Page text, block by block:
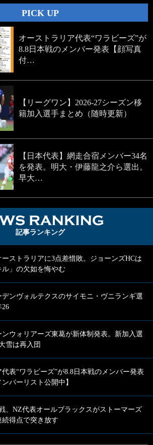
PICK UP
オーストラリア代表“ワラビーズ”が
8.8日本戦のメンバー発表【顔写真
付…
【リーグワン】2026-27シーズン移
籍加入選手まとめ（随時更新）
【日本代表】網走合宿メンバー34名
を発表。明大・伊藤龍之介ら選出。
早大…
記事ランキング
ーストラリアに3点差惜敗。ジョーンズHCは
ル」の欠如を悔やむ
デンヴォルテクスのサイモニ・ヴニランギ選
26
ンウォリアーズ東葛が新体制発表。新加入選
雪は再入団
表“ワラビーズ”が8.8日本戦のメンバー発表
ンバーリスト公開中】
、NZ代表オールブラックスがストーマーズ
得点で突き放す